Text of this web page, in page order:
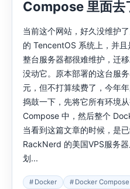
Compose 里面去
当前这个网站，好久没维护
的 TencentOS 系统上，并
整台服务器都很难维护，迁
没动它。原本部署的这台服
元，但不打算续费了，今年
捣鼓一下，先将它所有环境
Compose 中，然后整个
当看到这篇文章的时候，是
RackNerd 的美国VPS服务
划...
Docker Docker Compose